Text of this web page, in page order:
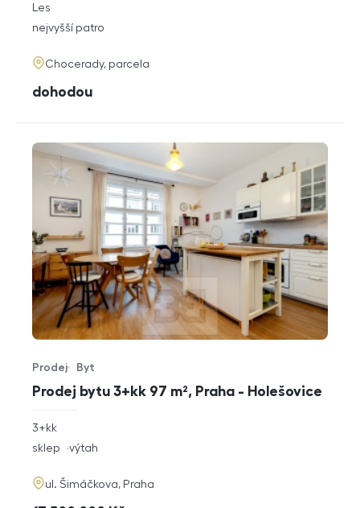
rozměry
dispozice
Les
funkce
nejvyšší patro
adresa
Chocerady, parcela
cena
dohodou
Prodej bytu 3+kk 97 m², Praha - Holešovice
Typ nabídky
Prodej
Typ nemovitosti
Byt
rozměry
dispozice
3+kk
funkce
sklep výtah
adresa
ul. Šimáčkova, Praha